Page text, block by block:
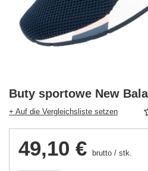
Buty sportowe New
+ Auf die Vergleichsliste setzen
49,10 € brutto / stk.